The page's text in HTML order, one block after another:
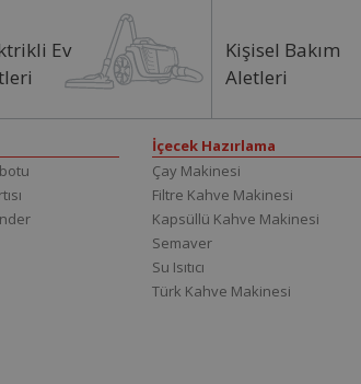
Ev
Kişisel Bakım
Aletleri
İçecek Hazırlama
Çay Makinesi
Filtre Kahve Makinesi
Kapsüllü Kahve Makinesi
Semaver
Su Isıtıcı
Türk Kahve Makinesi